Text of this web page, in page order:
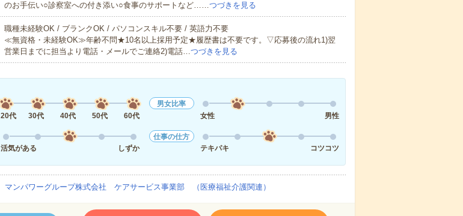
のお手伝い○診察室への付き添い○食事のサポートなど……つづきを見る
職種未経験OK / ブランクOK / パソコンスキル不要 / 英語力不要
≪無資格・未経験OK≫年齢不問★10名以上採用予定★履歴書は不要です。▽応募後の流れ1)翌
営業日までに担当より電話・メールでご連絡2)電話…つづきを見る
20代
30代 40代 50代 60代
男女比率
女性
男性
活気がある
しずか
仕事の仕方
テキパキ
コツコツ
マンパワーグループ株式会社 ケアサービス事業部 （医療福祉介護関連）